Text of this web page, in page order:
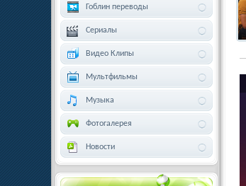
Гоблин переводы
Сериалы
Видео Клипы
Мультфильмы
Музыка
Фотогалерея
Новости